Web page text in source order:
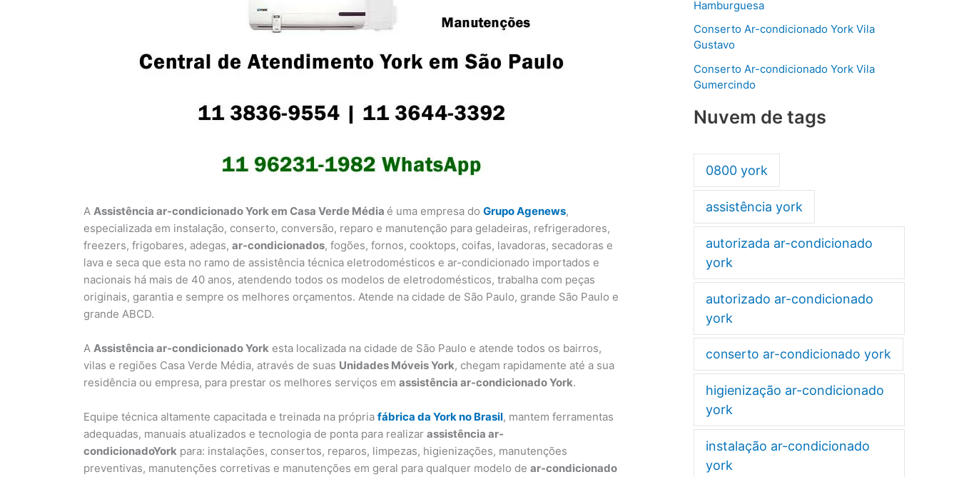
A Assistência ar-condicionado York em Casa Verde Média é uma empresa do Grupo Agenews,
especializada em instalação, conserto, conversão, reparo e manutenção para geladeiras, refrigeradores,
freezers, frigobares, adegas, ar-condicionados, fogões, fornos, cooktops, coifas, lavadoras, secadoras e
lava e seca que esta no ramo de assistência técnica eletrodomésticos e ar-condicionado importados e
nacionais há mais de 40 anos, atendendo todos os modelos de eletrodomésticos, trabalha com peças
originais, garantia e sempre os melhores orçamentos. Atende na cidade de São Paulo, grande São Paulo e
grande ABCD.
A Assistência ar-condicionado York esta localizada na cidade de São Paulo e atende todos os bairros,
vilas e regiões Casa Verde Média, através de suas Unidades Móveis York, chegam rapidamente até a sua
residência ou empresa, para prestar os melhores serviços em assistência ar-condicionado York.
Equipe técnica altamente capacitada e treinada na própria fábrica da York no Brasil, mantem ferramentas
adequadas, manuais atualizados e tecnologia de ponta para realizar assistência ar-
condicionadoYork para: instalações, consertos, reparos, limpezas, higienizações, manutenções
preventivas, manutenções corretivas e manutenções em geral para qualquer modelo de ar-condicionado
Hamburguesa
Conserto Ar-condicionado York Vila
Gustavo
Conserto Ar-condicionado York Vila
Gumercindo
Nuvem de tags
0800 york
assistência york
autorizada ar-condicionado
york
autorizado ar-condicionado
york
conserto ar-condicionado york
higienização ar-condicionado
york
instalação ar-condicionado
york